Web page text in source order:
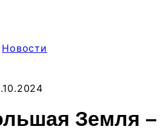
Новости
Земля –